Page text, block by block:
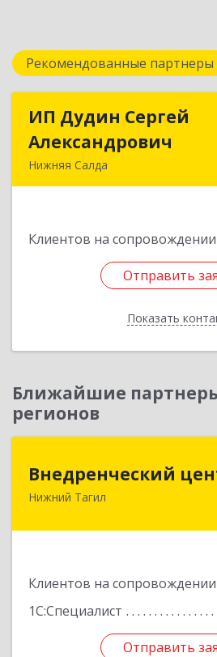
Рекомендованные партнеры
ИП Дудин Сергей
Александрович
Нижняя Салда
Клиентов на сопровождении
Отправить
Показать
ИП
Отправить
Назад
Ближайшие
регионов
Внедренческий
Нижний Тагил
Клиентов на сопровождении
1С:Специалист
Отправить
Внедренческий
622030, Свердловская
Отправить